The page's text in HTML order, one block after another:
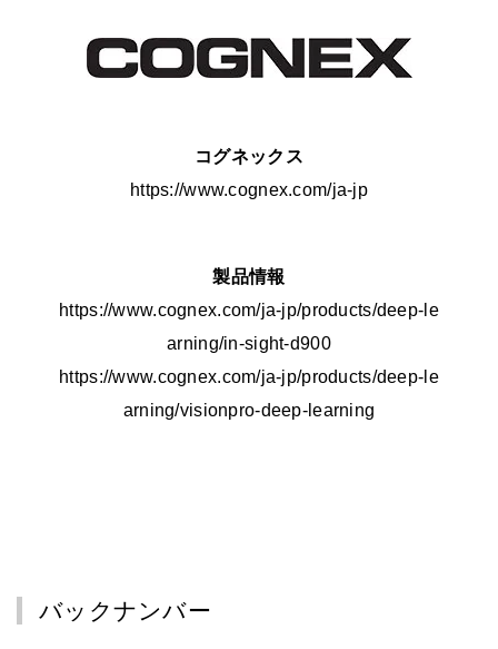
コグネックス
https://www.cognex.com/ja-jp
製品情報
https://www.cognex.com/ja-jp/products/deep-le
arning/in-sight-d900
https://www.cognex.com/ja-jp/products/deep-le
arning/visionpro-deep-learning
バックナンバー